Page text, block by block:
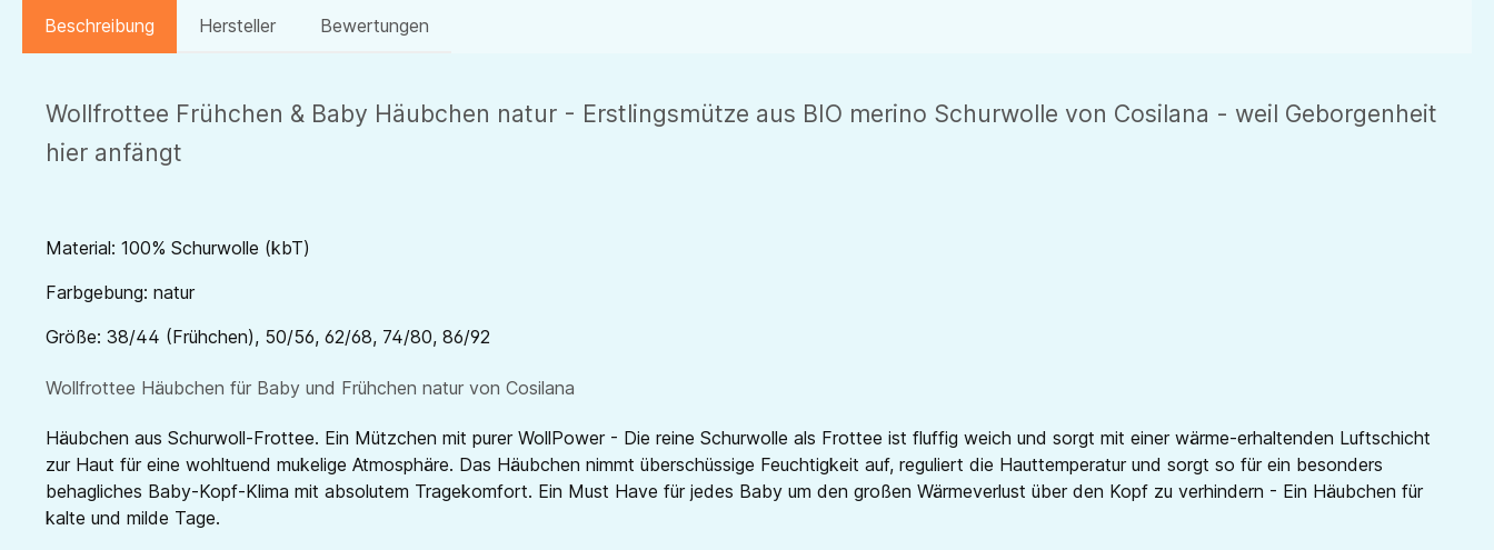
Beschreibung Hersteller Bewertungen
Wollfrottee Frühchen & Baby Häubchen natur - Erstlingsmütze aus BIO merino Schurwolle von Cosilana - weil Geborgenheit
hier anfängt
Material: 100% Schurwolle (kbT)
Farbgebung: natur
Größe: 38/44 (Frühchen), 50/56, 62/68, 74/80, 86/92
Wollfrottee Häubchen für Baby und Frühchen natur von Cosilana
Häubchen aus Schurwoll-Frottee. Ein Mützchen mit purer WollPower - Die reine Schurwolle als Frottee ist fluffig weich und sorgt mit einer wärme-erhaltenden Luftschicht
zur Haut für eine wohltuend mukelige Atmosphäre. Das Häubchen nimmt überschüssige Feuchtigkeit auf, reguliert die Hauttemperatur und sorgt so für ein besonders
behagliches Baby-Kopf-Klima mit absolutem Tragekomfort. Ein Must Have für jedes Baby um den großen Wärmeverlust über den Kopf zu verhindern - Ein Häubchen für
kalte und milde Tage.